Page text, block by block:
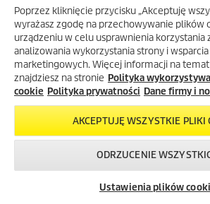
sklepie
internetowym
Poprzez kliknięcie przycisku „Akceptuję
wyrażasz zgodę na przechowywanie plików
urządzeniu w celu usprawnienia korzystania
analizowania wykorzystania strony i wsparcia
marketingowych. Więcej informacji na
znajdziesz na stronie Polityka
cookie Polityka prywatności Dane firmy i
AKCEPTUJĘ WSZYSTKIE PLIKI
ODRZUCENIE
Ustawienia plików